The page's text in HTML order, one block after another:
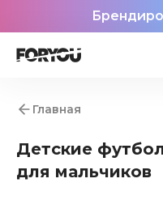
Главная
Детские
для мальчиков